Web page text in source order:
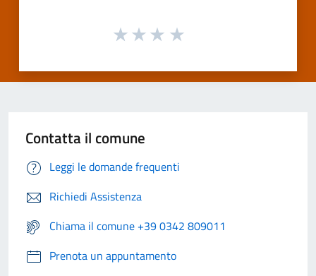
Contatta il comune
Leggi le domande frequenti
Richiedi Assistenza
Chiama il comune +39 0342 809011
Prenota un appuntamento